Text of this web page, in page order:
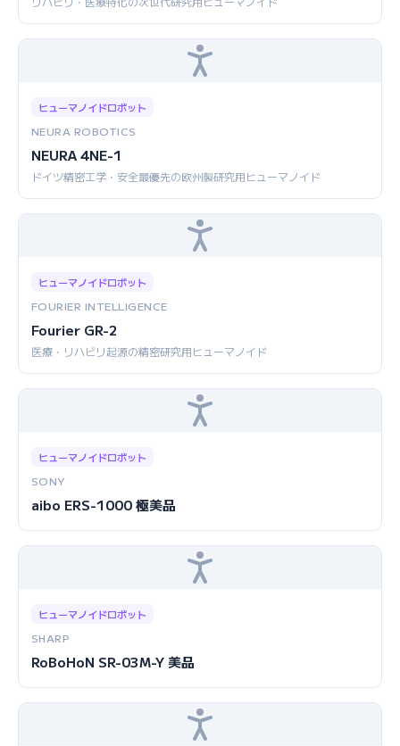
ヒューマノイドロボット
NEURA ROBOTICS
NEURA 4NE-1
ドイツ精密工学・安全最優先の欧州製研究用ヒューマノイド
ヒューマノイドロボット
FOURIER INTELLIGENCE
Fourier GR-2
医療・リハビリ起源の精密研究用ヒューマノイド
ヒューマノイドロボット
SONY
aibo ERS-1000 極美品
ヒューマノイドロボット
SHARP
RoBoHoN SR-03M-Y 美品